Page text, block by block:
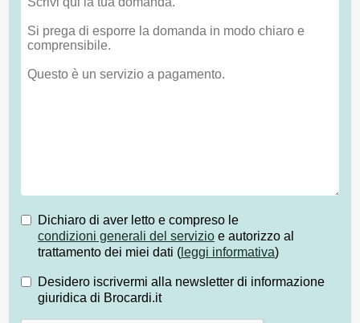
Dichiaro di aver letto e compreso le
condizioni generali del servizio e autorizzo al
trattamento dei miei dati ( leggi informativa)
Desidero iscrivermi alla newsletter di informazione
giuridica di Brocardi.it